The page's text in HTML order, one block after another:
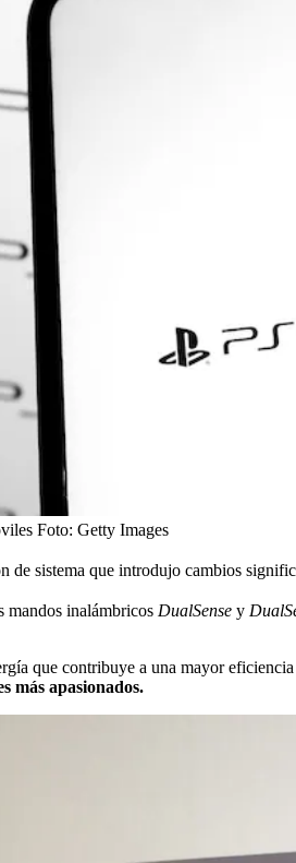
Foto: Getty Images
de sistema que introdujo cambios
mandos inalámbricos DualSense y
que contribuye a una mayor
más apasionados.